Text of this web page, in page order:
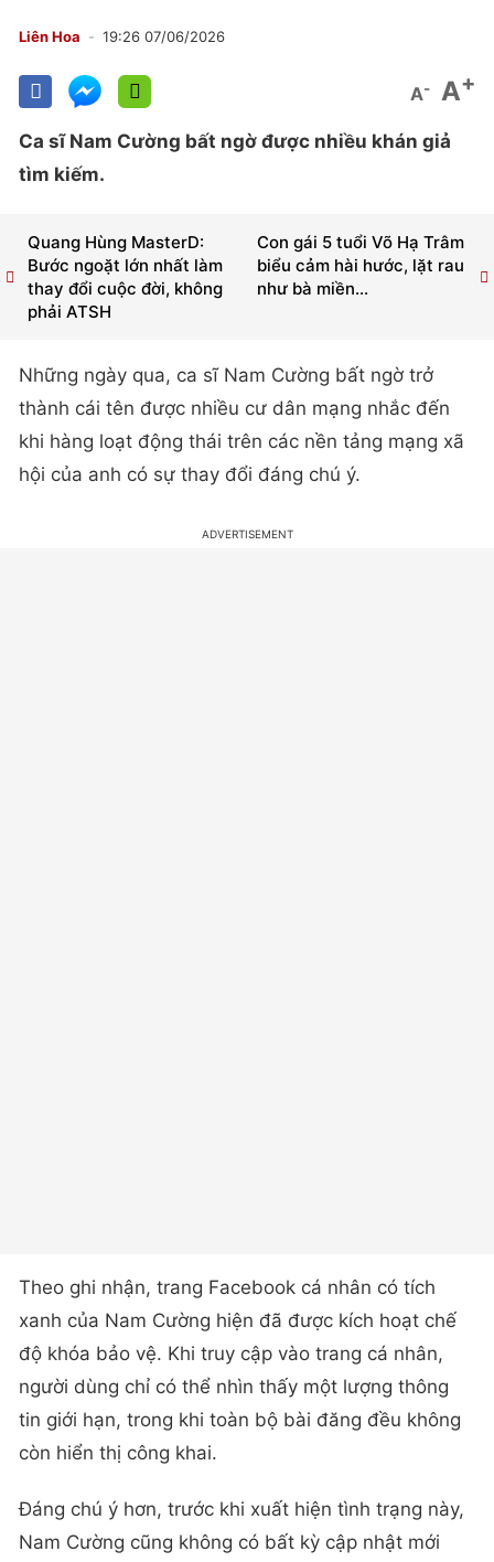
Liên Hoa 19:26 07/06/2026
A- A+
Ca sĩ Nam Cường bất ngờ được nhiều khán giả
tìm kiếm.
Con gái 5 tuổi Võ Hạ Trâm
biểu cảm hài hước, lặt rau
như bà miền...
Quang Hùng MasterD:
Bước ngoặt lớn nhất làm
thay đổi cuộc đời, không
phải ATSH
Những ngày qua, ca sĩ Nam Cường bất ngờ trở
thành cái tên được nhiều cư dân mạng nhắc đến
khi hàng loạt động thái trên các nền tảng mạng xã
hội của anh có sự thay đổi đáng chú ý.
Theo ghi nhận, trang Facebook cá nhân có tích
xanh của Nam Cường hiện đã được kích hoạt chế
độ khóa bảo vệ. Khi truy cập vào trang cá nhân,
người dùng chỉ có thể nhìn thấy một lượng thông
tin giới hạn, trong khi toàn bộ bài đăng đều không
còn hiển thị công khai.
Đáng chú ý hơn, trước khi xuất hiện tình trạng này,
Nam Cường cũng không có bất kỳ cập nhật mới